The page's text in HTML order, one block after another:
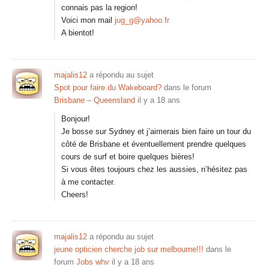
connais pas la region!
Voici mon mail jug_g@yahoo.fr
A bientot!
majalis12 a répondu au sujet
Spot pour faire du Wakeboard? dans le forum
Brisbane – Queensland il y a 18 ans
Bonjour!
Je bosse sur Sydney et j’aimerais bien faire un tour du
côté de Brisbane et éventuellement prendre quelques
cours de surf et boire quelques bières!
Si vous êtes toujours chez les aussies, n’hésitez pas
à me contacter.
Cheers!
majalis12 a répondu au sujet
jeune opticien cherche job sur melbourne!!! dans le
forum Jobs whv il y a 18 ans